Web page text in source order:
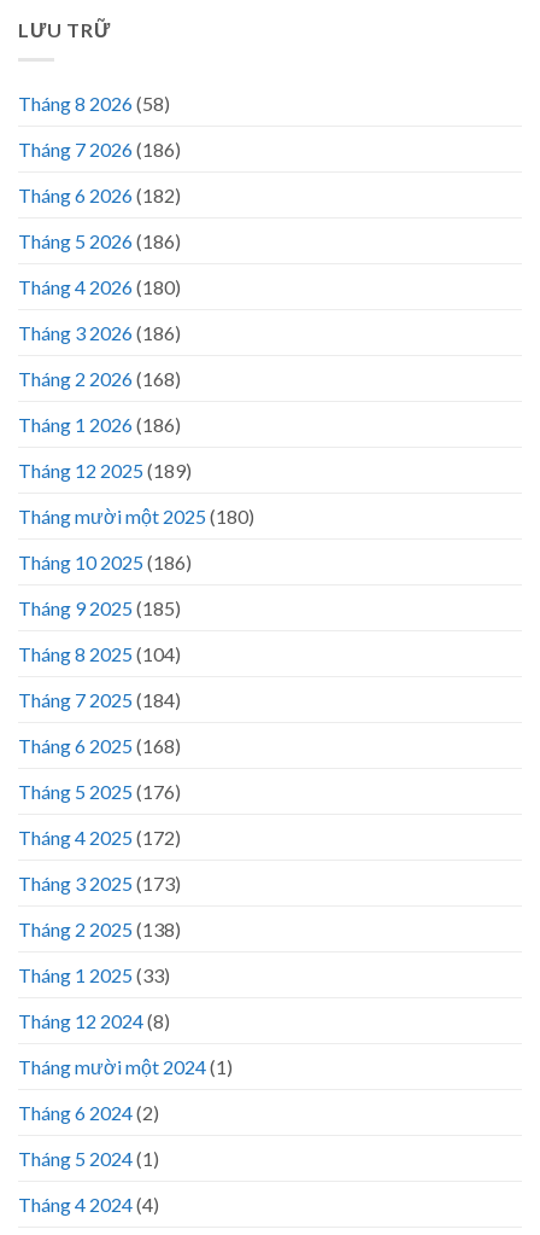
LƯU TRỮ
Tháng 8 2026(58)
Tháng 7 2026(186)
Tháng 6 2026(182)
Tháng 5 2026(186)
Tháng 4 2026(180)
Tháng 3 2026(186)
Tháng 2 2026(168)
Tháng 1 2026(186)
Tháng 12 2025(189)
Tháng mười một 2025(180)
Tháng 10 2025(186)
Tháng 9 2025(185)
Tháng 8 2025(104)
Tháng 7 2025(184)
Tháng 6 2025(168)
Tháng 5 2025(176)
Tháng 4 2025(172)
Tháng 3 2025(173)
Tháng 2 2025(138)
Tháng 1 2025(33)
Tháng 12 2024(8)
Tháng mười một 2024(1)
Tháng 6 2024(2)
Tháng 5 2024(1)
Tháng 4 2024(4)